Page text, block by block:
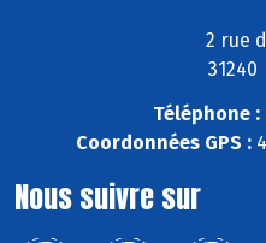
2 rue
31240
Téléphone :
Coordonnées GPS :
Nous suivre sur